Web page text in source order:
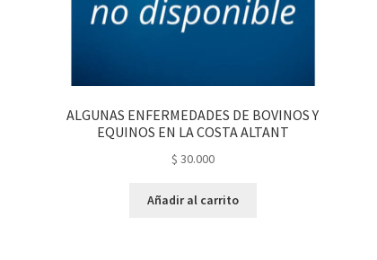
ALGUNAS ENFERMEDADES DE BOVINOS Y
EQUINOS EN LA COSTA ALTANT
$ 30.000
Añadir al carrito